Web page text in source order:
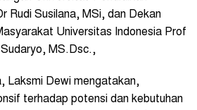
Rudi Susilana, MSi, dan Dekan
Universitas Indonesia Prof
MS.Dsc.,
Laksmi Dewi mengatakan,
terhadap potensi dan kebutuhan